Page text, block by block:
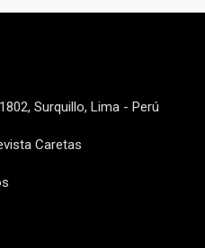
Surquillo, Lima - Perú
Caretas